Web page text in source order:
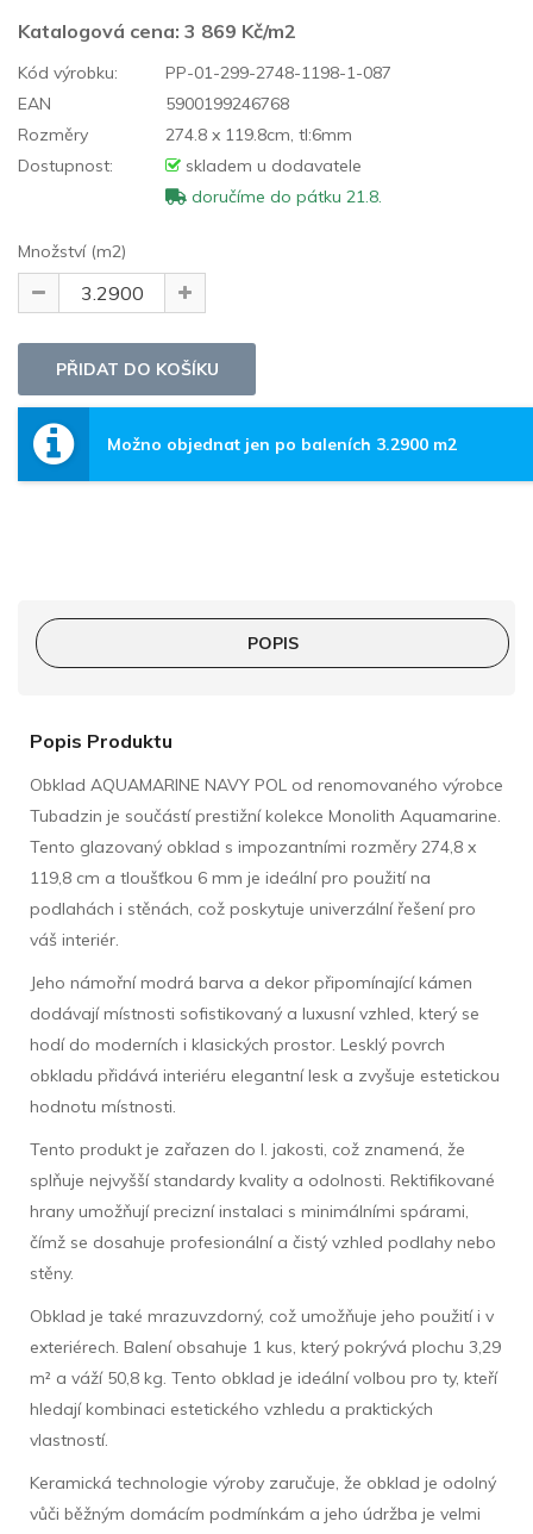
Katalogová cena: 3 869 Kč/m2
Kód výrobku:
PP-01-299-2748-1198-1-087
EAN
5900199246768
Rozměry
274.8 x 119.8cm, tl:6mm
Dostupnost:
skladem u dodavatele
doručíme do pátku 21.8.
Množství (m2)
Možno objednat jen po baleních 3.2900 m2
POPIS
Popis Produktu
Obklad AQUAMARINE NAVY POL od renomovaného výrobce
Tubadzin je součástí prestižní kolekce Monolith Aquamarine.
Tento glazovaný obklad s impozantními rozměry 274,8 x
119,8 cm a tloušťkou 6 mm je ideální pro použití na
podlahách i stěnách, což poskytuje univerzální řešení pro
váš interiér.
Jeho námořní modrá barva a dekor připomínající kámen
dodávají místnosti sofistikovaný a luxusní vzhled, který se
hodí do moderních i klasických prostor. Lesklý povrch
obkladu přidává interiéru elegantní lesk a zvyšuje estetickou
hodnotu místnosti.
Tento produkt je zařazen do I. jakosti, což znamená, že
splňuje nejvyšší standardy kvality a odolnosti. Rektifikované
hrany umožňují precizní instalaci s minimálními spárami,
čímž se dosahuje profesionální a čistý vzhled podlahy nebo
stěny.
Obklad je také mrazuvzdorný, což umožňuje jeho použití i v
exteriérech. Balení obsahuje 1 kus, který pokrývá plochu 3,29
m² a váží 50,8 kg. Tento obklad je ideální volbou pro ty, kteří
hledají kombinaci estetického vzhledu a praktických
vlastností.
Keramická technologie výroby zaručuje, že obklad je odolný
vůči běžným domácím podmínkám a jeho údržba je velmi